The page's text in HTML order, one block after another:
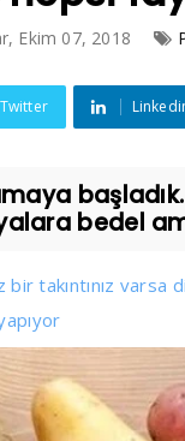
Ekim 07, 2018
Twitter
bedel
bir takıntınız varsa